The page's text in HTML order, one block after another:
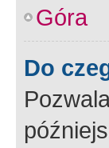
Góra
Do